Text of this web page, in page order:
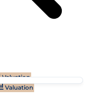
Valuation
Valuation